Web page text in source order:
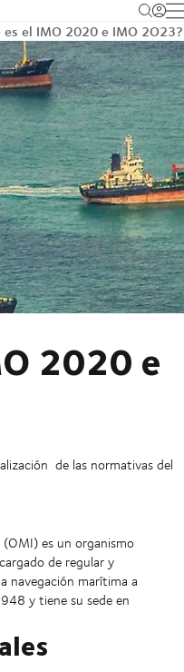
es el IMO 2020 e IMO 2O23?
2020 e
de las normativas del
es un organismo
de regular y
navegación marítima a
y tiene su sede en